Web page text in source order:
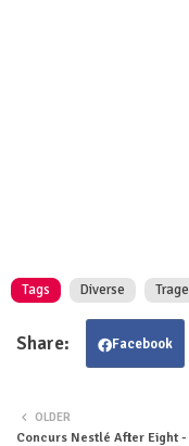
Tags Diverse
Facebook
OLDER
Concurs Nestlé After Eight -